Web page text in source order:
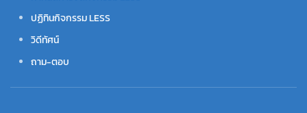
ปฏิทินกิจกรรม LESS
วิดีทัศน์
ถาม-ตอบ